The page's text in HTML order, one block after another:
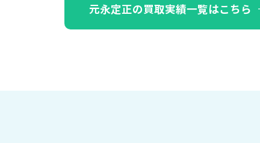
元永定正の買取実績一覧はこちら